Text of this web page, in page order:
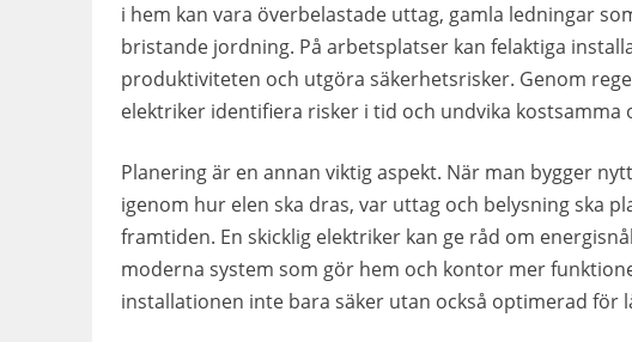
i hem kan vara överbelastade uttag, gamla ledningar
bristande jordning. På arbetsplatser kan felaktiga
produktiviteten och utgöra säkerhetsrisker. Genom
elektriker identifiera risker i tid och undvika kostsamma
Planering är en annan viktig aspekt. När man bygger
igenom hur elen ska dras, var uttag och belysning ska
framtiden. En skicklig elektriker kan ge råd om
moderna system som gör hem och kontor mer
installationen inte bara säker utan också optimerad för